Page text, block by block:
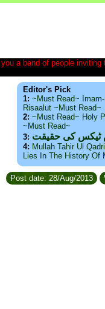
a band of people
Editor's Pick
1: ~Must Read~
Risaalut ~Must Read~
2: ~Must Read~ Holy
~Must Read~
3: ٹیکس کی حقیقت
4: Mullah Tahir Ul
Lies In The History Of
Post date: 28/Aug/2013